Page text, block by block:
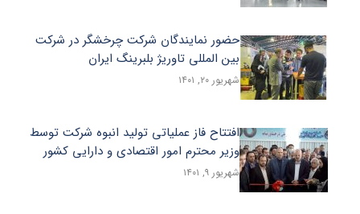
حضور نمایندگان شرکت چرخشگر در شرکت
بین المللی تاوریژ بلبرینگ ایران
شهریور ۲۰, ۱۴۰۱
افتتاح فاز عملیاتی تولید انبوه شرکت توسط
وزیر محترم امور اقتصادی و دارایی کشور
شهریور ۹, ۱۴۰۱